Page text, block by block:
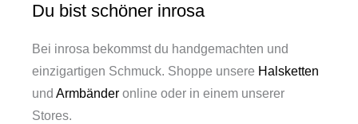
Du bist schöner inrosa
Bei inrosa bekommst du handgemachten und
einzigartigen Schmuck. Shoppe unsere Halsketten
und Armbänder online oder in einem unserer
Stores.